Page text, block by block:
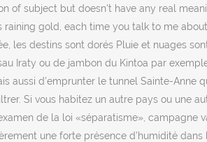
subject but doesn't have any real
gold, each time you talk to me
destins sont dorés Pluie et nuages
Iraty ou de jambon du Kintoa par
aussi d’emprunter le tunnel Sainte-
Si vous habitez un autre pays ou une
de la loi «séparatisme», campagne
une forte présence d’humidité